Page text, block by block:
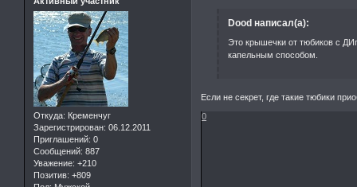
Откуда: Кременчуг
Зарегистрирован: 06.12.2011
Приглашений: 0
Сообщений: 887
Уважение: +210
Позитив: +809
Dood написал(а):
Это крышечки от тюбиков с
капельным способом.
Если не секрет, где такие тюбики
0